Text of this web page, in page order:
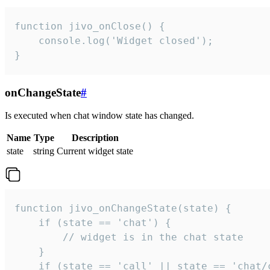
function jivo_onClose() {
    console.log('Widget closed');
}
onChangeState#
Is executed when chat window state has changed.
Name Type
Description
state
string Current widget state
function jivo_onChangeState(state) {
    if (state == 'chat') {
        // widget is in the chat state
    }
if (state == 'call' || state == 'chat/